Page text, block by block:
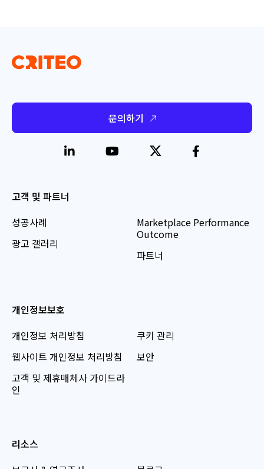
문의하기
고객 및 파트너
성공사례
광고 갤러리
Marketplace Performance
Outcome
파트너
개인정보보호
개인정보 처리방침
웹사이트 개인정보 처리방침
고객 및 제휴매체사 가이드라
인
쿠키 관리
보안
리소스